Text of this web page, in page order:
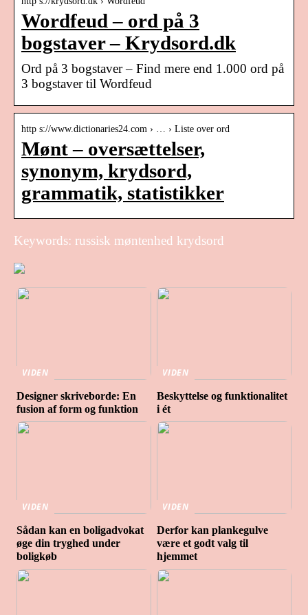
Wordfeud – ord på 3
bogstaver – Krydsord.dk
Ord på 3 bogstaver – Find mere end 1.000 ord på
3 bogstaver til Wordfeud
http s://www.dictionaries24.com › … › Liste over ord
Mønt – oversættelser,
synonym, krydsord,
grammatik, statistikker
Keywords: russisk møntenhed krydsord
VIDEN
Designer skriveborde: En
fusion af form og funktion
VIDEN
Beskyttelse og funktionalitet
i ét
VIDEN
Sådan kan en boligadvokat
øge din tryghed under
boligkøb
VIDEN
Derfor kan plankegulve
være et godt valg til
hjemmet